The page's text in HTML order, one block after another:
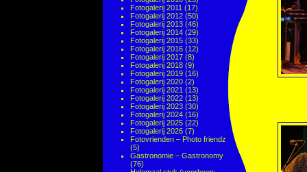
Fotogalerij 2011 (17)
Fotogalerij 2012 (50)
Fotogalerij 2013 (46)
Fotogalerij 2014 (29)
Fotogalerij 2015 (33)
Fotogalerij 2016 (12)
Fotogalerij 2017 (8)
Fotogalerij 2018 (9)
Fotogalerij 2019 (16)
Fotogalerij 2020 (2)
Fotogalerij 2021 (13)
Fotogalerij 2022 (13)
Fotogalerij 2023 (30)
Fotogalerij 2024 (16)
Fotogalerij 2025 (22)
Fotogalerij 2026 (7)
Fotovrienden – Photo friendz
(5)
Gastronomie – Gastronomy
(76)